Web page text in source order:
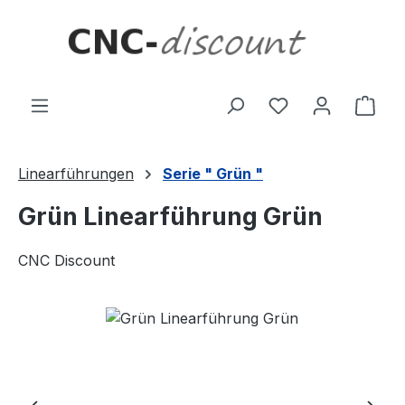
Linearführungen Serie " Grün "
Grün Linearführung Grün
CNC Discount
Bildergalerie überspringen